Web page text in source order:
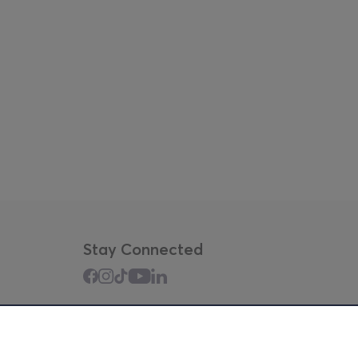
Stay Connected